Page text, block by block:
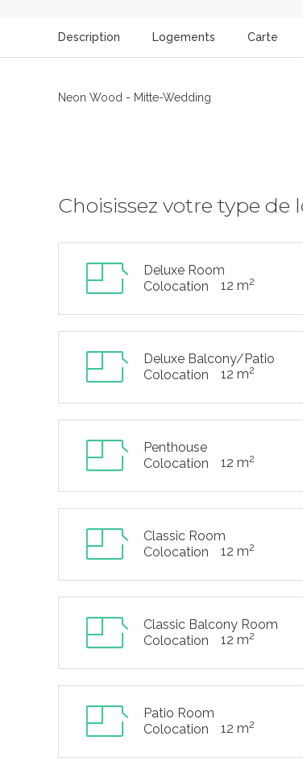
Description Logements Carte
Neon Wood - Mitte-Wedding
Choisissez votre type de
Deluxe Room
Colocation
12 m2
Deluxe Balcony/Patio
Colocation
12 m2
Penthouse
Colocation
12 m2
Classic Room
Colocation
12 m2
Classic Balcony Room
Colocation
12 m2
Patio Room
Colocation
12 m2